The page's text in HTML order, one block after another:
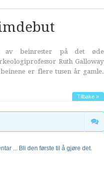
av beinrester på det øde
Ruth Galloway
er flere tusen år gamle.
Tilbake »
... Bli den første til å gjøre det.